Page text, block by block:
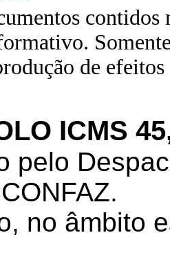
contidos
de
ICMS
pelo
no âmbito